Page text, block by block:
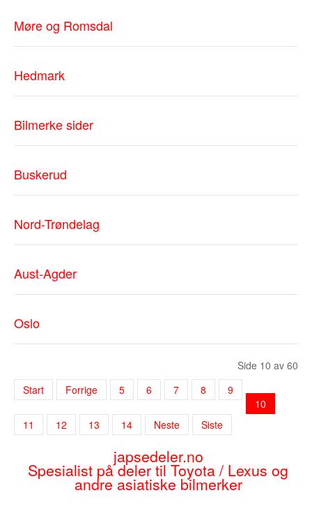
Møre og Romsdal
Hedmark
Bilmerke sider
Buskerud
Nord-Trøndelag
Aust-Agder
Oslo
Side 10 av 60
Start
Forrige 5 6 7 8
9
10
11
12 13 14 Neste Siste
japsedeler.no
Spesialist på deler til Toyota / Lexus og
andre asiatiske bilmerker